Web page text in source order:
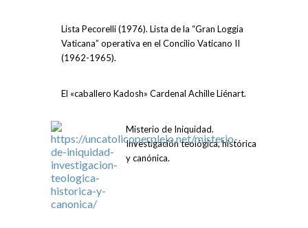
Lista Pecorelli (1976). Lista de la “Gran Loggia
Vaticana” operativa en el Concilio Vaticano II
(1962-1965).
El «caballero Kadosh» Cardenal Achille Liénart.
Misterio de Iniquidad.
Investigación teológica, histórica
y canónica.